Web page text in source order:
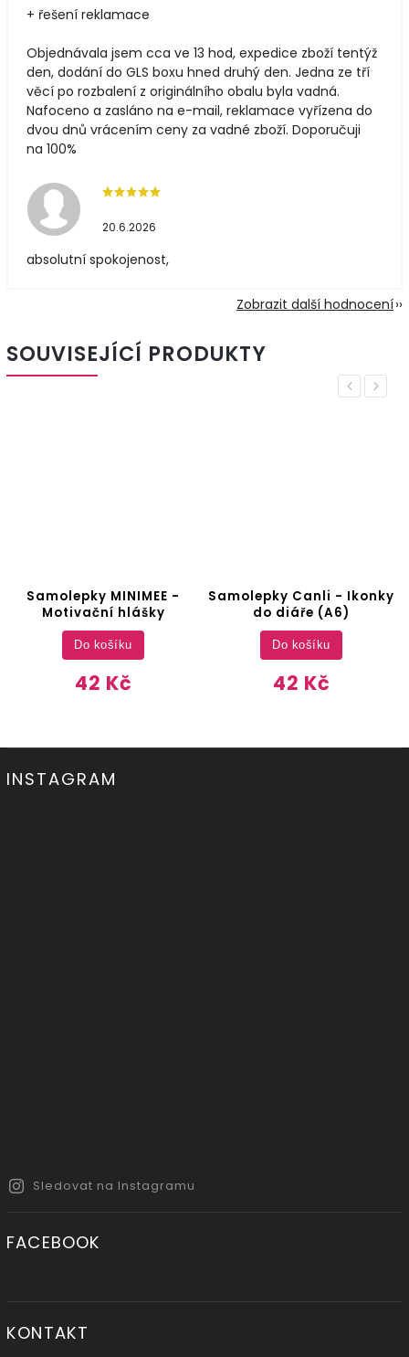
+ řešení reklamace
Objednávala jsem cca ve 13 hod, expedice zboží tentýž
den, dodání do GLS boxu hned druhý den. Jedna ze tří
věcí po rozbalení z originálního obalu byla vadná.
Nafoceno a zasláno na e-mail, reklamace vyřízena do
dvou dnů vrácením ceny za vadné zboží. Doporučuji
na 100%
20.6.2026
absolutní spokojenost,
Zobrazit další hodnocení
SOUVISEJÍCÍ PRODUKTY
Previous
Samolepky MINIMEE -
Motivační hlášky
42 Kč
Do košíku
Samolepky Canli - Ikonky
do diáře (A6)
42 Kč
Do košíku
Next
INSTAGRAM
Sledovat na Instagramu
FACEBOOK
KONTAKT